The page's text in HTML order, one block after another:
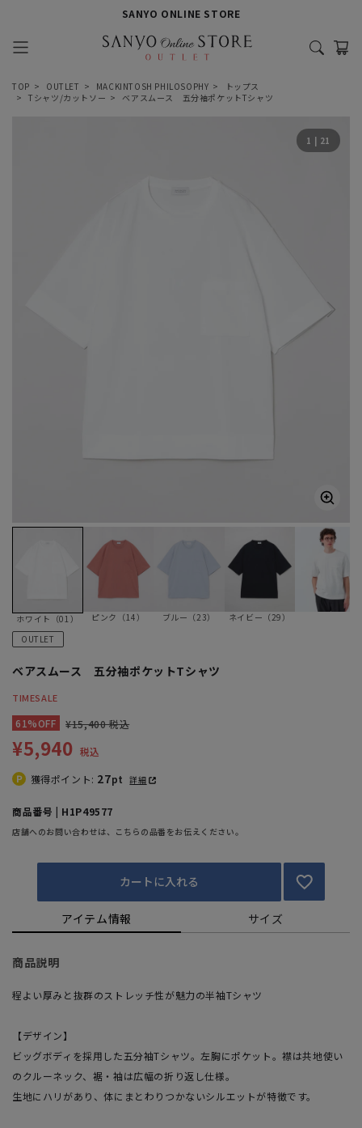
SANYO ONLINE STORE
TOP OUTLET MACKINTOSH PHILOSOPHY
トップス
Tシャツ/カットソー
ベアスムース 五分袖ポケットTシャツ
1 | 21
ホワイト（01） ピンク（14） ブルー（23）
ネイビー（29）
OUTLET
ベアスムース 五分袖ポケットTシャツ
TIMESALE
61%OFF ¥15,400 税込
¥5,940 税込
獲得ポイント: 27pt 詳細
商品番号 | H1P49577
店舗へのお問い合わせは、こちらの品番をお伝えください。
カートに入れる
アイテム情報 サイズ
商品説明
程よい厚みと抜群のストレッチ性が魅力の半袖Tシャツ
【デザイン】
ビッグボディを採用した五分袖Tシャツ。左胸にポケット。襟は共地使い
のクルーネック、裾・袖は広幅の折り返し仕様。
生地にハリがあり、体にまとわりつかないシルエットが特徴です。